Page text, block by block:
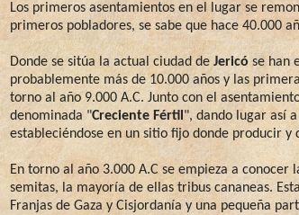
Los primeros asentamientos en el lugar se
primeros pobladores, se sabe que hace 40.000
Donde se sitúa la actual ciudad de Jericó se han
probablemente más de 10.000 años y las
torno al año 9.000 A.C. Junto con el
denominada "Creciente Fértil", dando lugar así
estableciéndose en un sitio fijo donde producir
En torno al año 3.000 A.C se empieza a conocer
semitas, la mayoría de ellas tribus cananeas.
Franjas de Gaza y Cisjordanía y una pequeña